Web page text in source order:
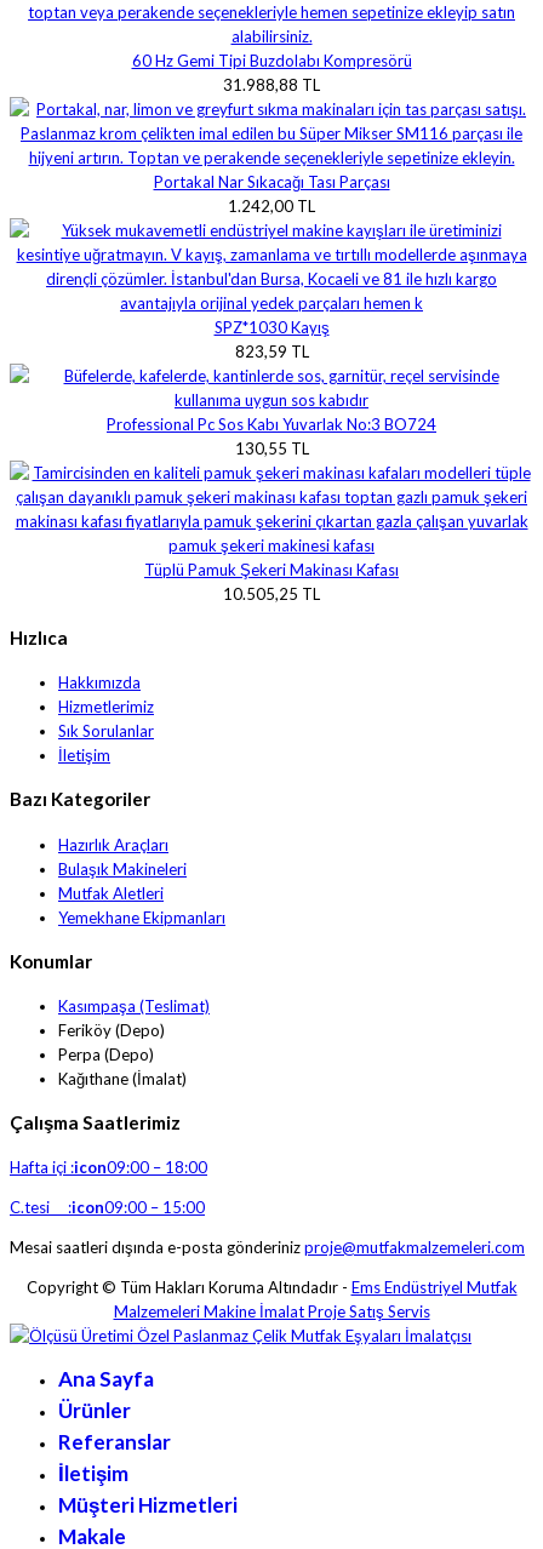
60 Hz Gemi Tipi Buzdolabı Kompresörü
31.988,88 TL
Portakal Nar Sıkacağı Tası Parçası
1.242,00 TL
SPZ*1030 Kayış
823,59 TL
Professional Pc Sos Kabı Yuvarlak No:3 BO724
130,55 TL
Tüplü Pamuk Şekeri Makinası Kafası
10.505,25 TL
Hızlıca
Hakkımızda
Hizmetlerimiz
Sık Sorulanlar
İletişim
Bazı Kategoriler
Hazırlık Araçları
Bulaşık Makineleri
Mutfak Aletleri
Yemekhane Ekipmanları
Konumlar
Kasımpaşa (Teslimat)
Feriköy (Depo)
Perpa (Depo)
Kağıthane (İmalat)
Çalışma Saatlerimiz
Hafta içi :icon09:00 – 18:00
C.tesi :icon09:00 – 15:00
Mesai saatleri dışında e-posta gönderinizproje@mutfakmalzemeleri.com
Copyright © Tüm Hakları Koruma Altındadır - Ems Endüstriyel Mutfak
Malzemeleri Makine İmalat Proje Satış Servis
Ana Sayfa
Ürünler
Referanslar
İletişim
Müşteri Hizmetleri
Makale